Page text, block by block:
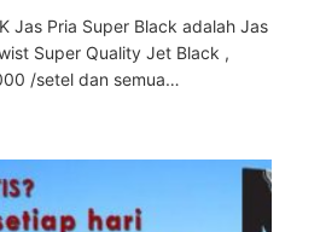
Jas Pria Super Black adalah Jas
Super Quality Jet Black ,
/setel dan semua…